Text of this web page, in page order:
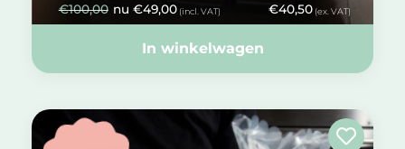
€100,00 nu €49,00(incl. VAT) €40,50 (ex. VAT)
In winkelwagen